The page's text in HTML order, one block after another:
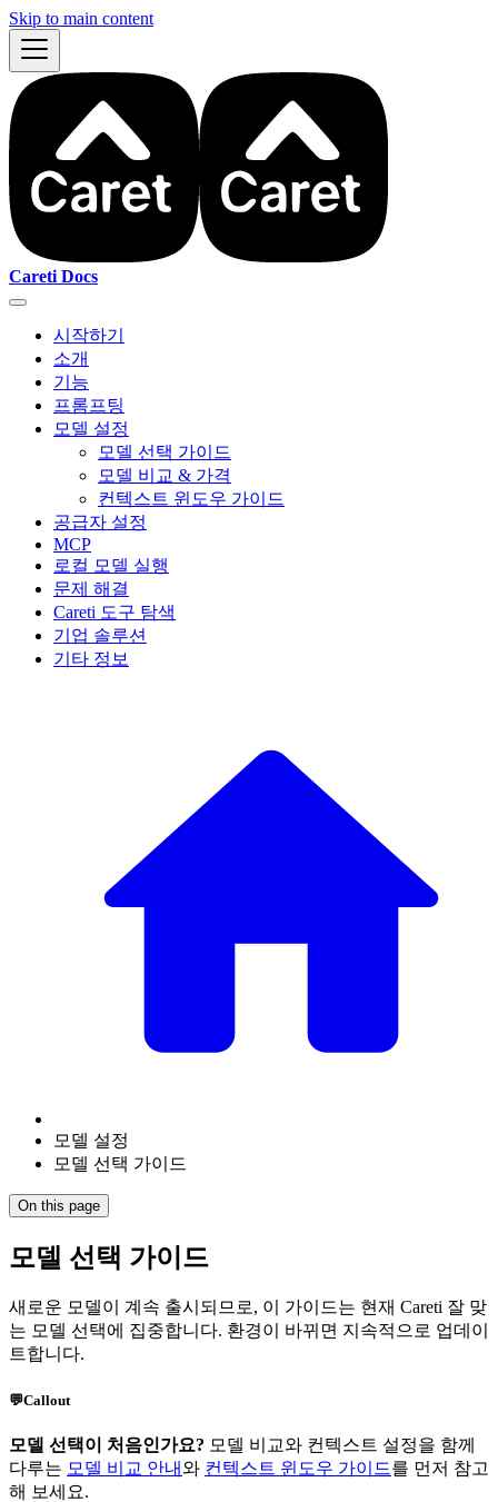
Skip to main content
Careti Docs
시작하기
소개
기능
프롬프팅
모델 설정
모델 선택 가이드
모델 비교 & 가격
컨텍스트 윈도우 가이드
공급자 설정
MCP
로컬 모델 실행
문제 해결
Careti 도구 탐색
기업 솔루션
기타 정보
모델 설정
모델 선택 가이드
On this page
모델 선택 가이드
새로운 모델이 계속 출시되므로, 이 가이드는 현재 Careti 잘 맞
는 모델 선택에 집중합니다. 환경이 바뀌면 지속적으로 업데이
트합니다.
💬Callout
모델 선택이 처음인가요? 모델 비교와 컨텍스트 설정을 함께
다루는 모델 비교 안내와 컨텍스트 윈도우 가이드를 먼저 참고
해 보세요.